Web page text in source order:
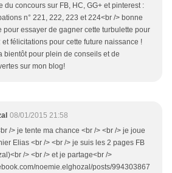
du concours sur FB, HC, GG+ et pinterest :
n° 221, 222, 223 et 224<br /> bonne
pour essayer de gagner cette turbulette pour
et félicitations pour cette future naissance !
bientôt pour plein de conseils et de
sur mon blog!
08/01/2015 21:58
/> je tente ma chance <br /> <br /> je joue
Elias <br /> <br /> je suis les 2 pages FB
/> <br /> et je partage<br />
noemie.elghozal/posts/994303867